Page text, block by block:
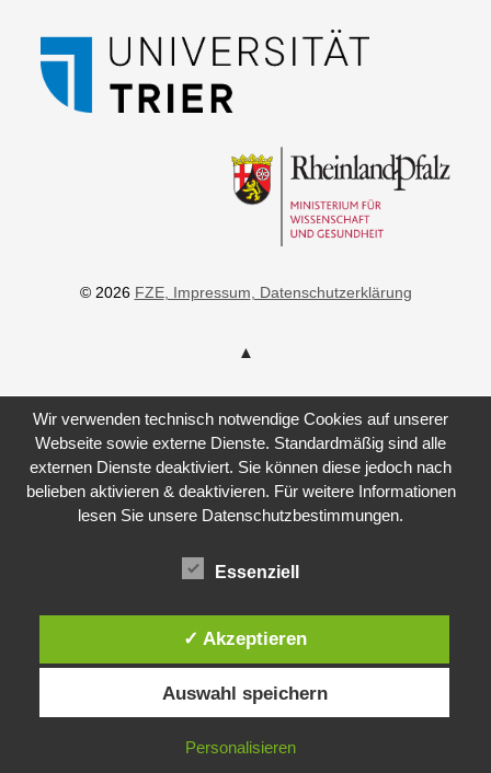
© 2026 FZE, Impressum , Datenschutzerklärung
Wir verwenden technisch notwendige Cookies auf unserer
Webseite sowie externe Dienste. Standardmäßig sind alle
externen Dienste deaktiviert. Sie können diese jedoch nach
belieben aktivieren & deaktivieren. Für weitere Informationen
lesen Sie unsere Datenschutzbestimmungen.
Essenziell
✓ Akzeptieren
Auswahl speichern
Personalisieren